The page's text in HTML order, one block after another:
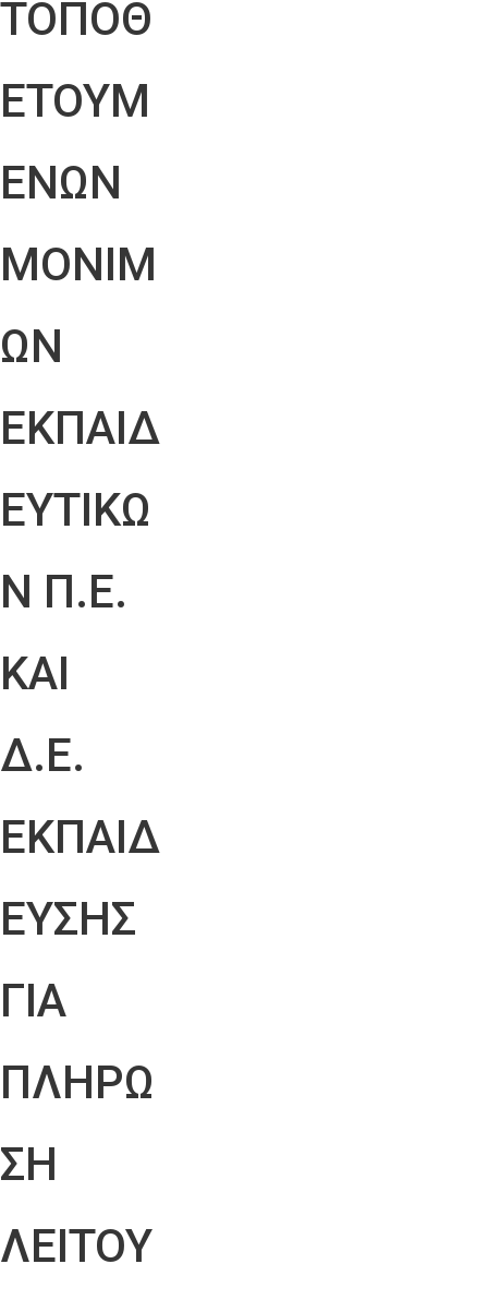
ΤΟΠΟΘ
ΕΤΟΥΜ
ΕΝΩΝ
ΜΟΝΙΜ
ΩΝ
ΕΚΠΑΙΔ
ΕΥΤΙΚΩ
Ν Π.Ε.
ΚΑΙ
Δ.Ε.
ΕΚΠΑΙΔ
ΕΥΣΗΣ
ΓΙΑ
ΠΛΗΡΩ
ΣΗ
ΛΕΙΤΟΥ